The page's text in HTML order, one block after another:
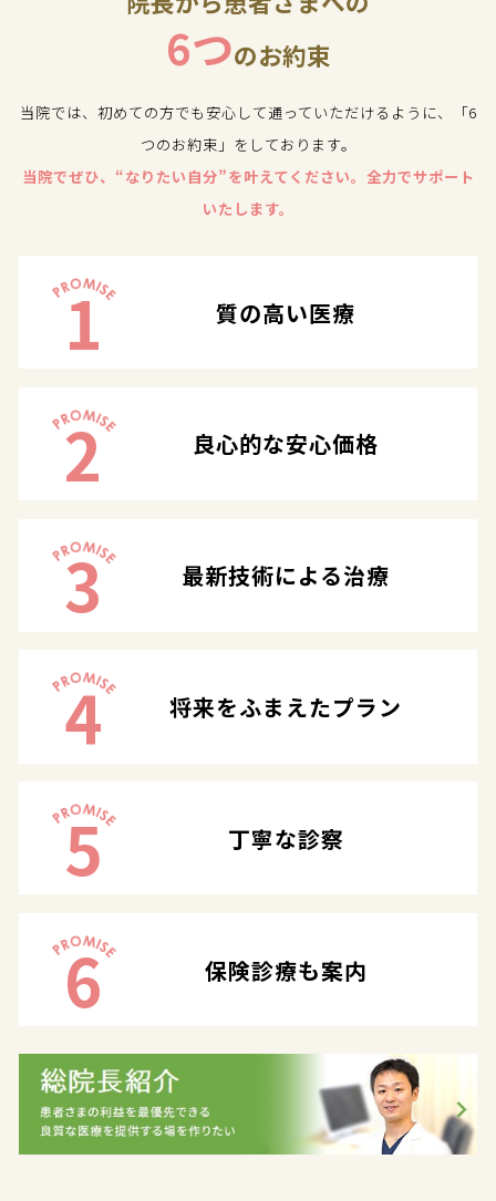
6つのお約束
当院では、初めての方でも安心して通っていただけるように、「6
つのお約束」をしております。
当院でぜひ、“なりたい自分”を叶えてください。全力でサポート
いたします。
1 質の高い医療
2 良心的な安心価格
3 最新技術による治療
4 将来をふまえたプラン
5 丁寧な診察
6 保険診療も案内